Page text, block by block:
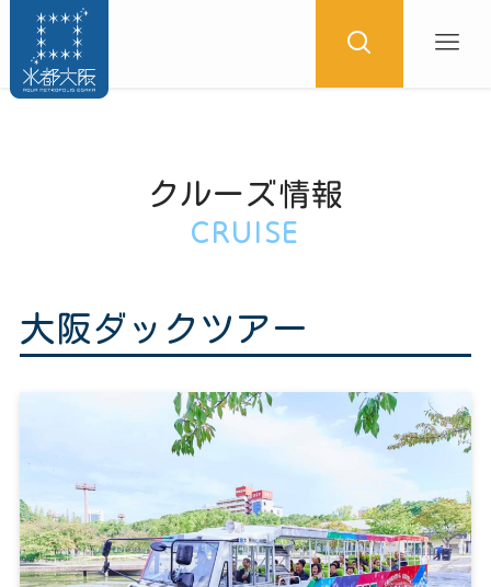
クルーズ情報
CRUISE
大阪ダックツアー